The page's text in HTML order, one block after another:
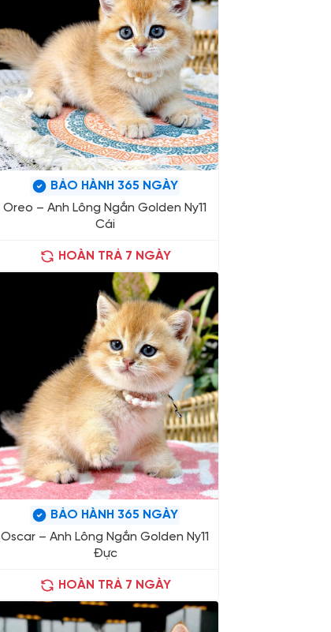
BẢO HÀNH 365 NGÀY
Oreo – Anh Lông Ngắn Golden Ny11
Cái
HOÀN TRẢ 7 NGÀY
BẢO HÀNH 365 NGÀY
Oscar – Anh Lông Ngắn Golden Ny11
Đực
HOÀN TRẢ 7 NGÀY